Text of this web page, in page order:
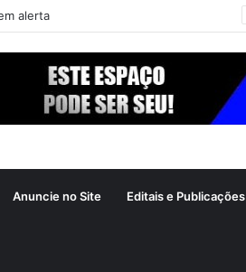
alerta
Anuncie no Site Editais e Publicações